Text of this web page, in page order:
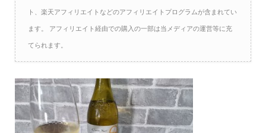
ト、楽天アフィリエイトなどのアフィリエイトプログラムが含まれてい
ます。 アフィリエイト経由での購入の一部は当メディアの運営等に充
てられます。